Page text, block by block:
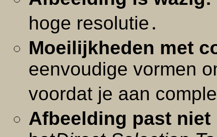
hoge resolutie․
Moeilijkheden met
eenvoudige vormen
voordat je aan
Afbeelding past